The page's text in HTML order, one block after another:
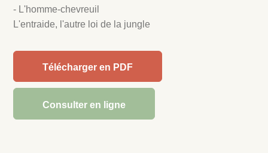
- L'homme-chevreuil
L'entraide, l'autre loi de la jungle
Télécharger en PDF
Consulter en ligne